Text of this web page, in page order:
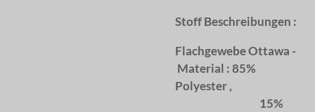
Stoff Beschreibungen :
Flachgewebe Ottawa -
Material : 85%
Polyester ,
15%